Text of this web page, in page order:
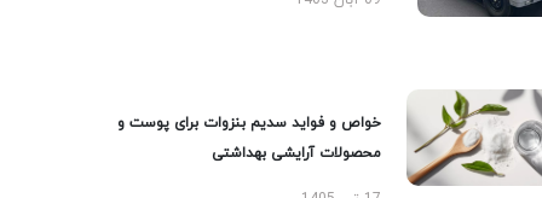
خواص و فواید سدیم بنزوات برای پوست و
محصولات آرایشی بهداشتی